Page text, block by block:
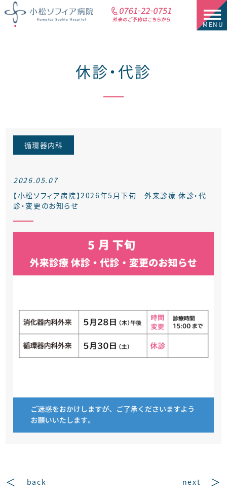
休診・代診
循環器内科
2026.05.07
【小松ソフィア病院】2026年5月下旬 外来診療 休診・代
診・変更のお知らせ
back next